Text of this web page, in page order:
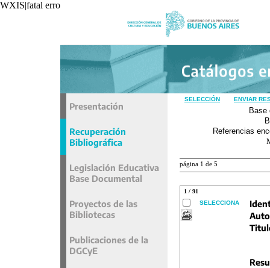
Presentación
Recuperación
Bibliográfica
Legislación Educativa
Base Documental
Proyectos de las
Bibliotecas
Publicaciones de la
DGCyE
SELECCIÓN ENVIAR
Base
Referencias
página 1 de 5
1 / 91
SELECCIONA
WXIS|fatal error|unavoidable|recxref/read|